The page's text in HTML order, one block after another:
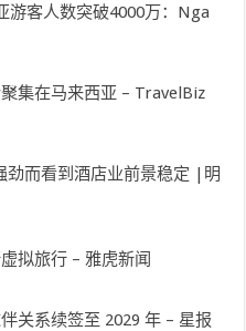
游客人数突破4000万：Nga
集在马来西亚 – TravelBiz
劲而看到酒店业前景稳定 |明
拟旅行 – 雅虎新闻
关系续签至 2029 年 – 星报